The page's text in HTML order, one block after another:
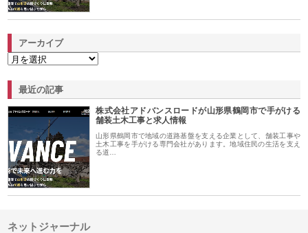
アーカイブ
最近の記事
株式会社アドバンスロードが山形県鶴岡市で手がける
舗装土木工事と求人情報
山形県鶴岡市で地域の道路基盤を支える企業として、舗装工事や
土木工事を手がける専門会社があります。地域住民の生活を支え
る道…
ネットジャーナル